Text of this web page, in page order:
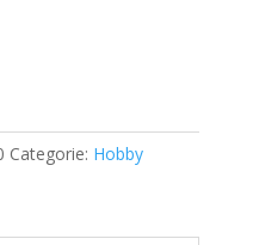
Categorie: Hobby